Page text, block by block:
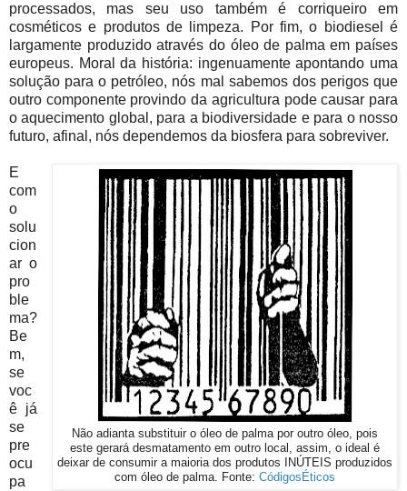
processados, mas seu uso também é corriqueiro em
cosméticos e produtos de limpeza. Por fim, o biodiesel é
largamente produzido através do óleo de palma em países
europeus. Moral da história: ingenuamente apontando uma
solução para o petróleo, nós mal sabemos dos perigos que
outro componente provindo da agricultura pode causar para
o aquecimento global, para a biodiversidade e para o nosso
futuro, afinal, nós dependemos da biosfera para sobreviver.
Não adianta substituir o óleo de palma por outro óleo, pois
este gerará desmatamento em outro local, assim, o ideal é
deixar de consumir a maioria dos produtos INÚTEIS produzidos
com óleo de palma. Fonte: CódigosÉticos
E
com
o
solu
cion
ar o
pro
ble
ma?
Be
m,
se
voc
ê já
se
pre
ocu
pa